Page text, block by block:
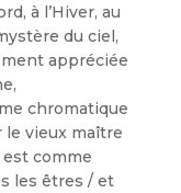
à l’Hiver, au
du ciel,
appréciée
chromatique
le vieux maître
comme
les êtres / et